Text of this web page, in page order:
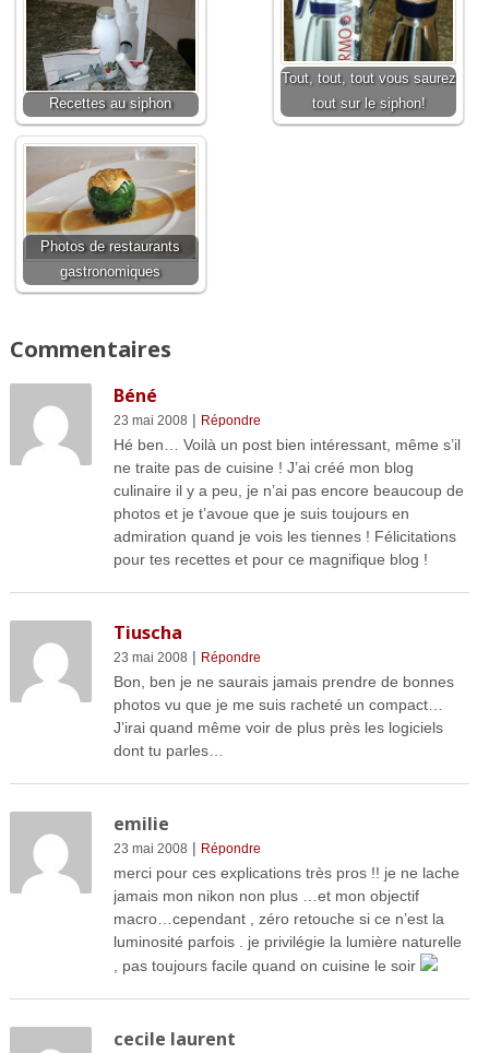
Recettes au siphon
Tout, tout, tout vous saurez
tout sur le siphon!
Photos de restaurants
gastronomiques
Commentaires
Béné
23 mai 2008 | Répondre
Hé ben… Voilà un post bien intéressant, même s’il
ne traite pas de cuisine ! J’ai créé mon blog
culinaire il y a peu, je n’ai pas encore beaucoup de
photos et je t’avoue que je suis toujours en
admiration quand je vois les tiennes ! Félicitations
pour tes recettes et pour ce magnifique blog !
Tiuscha
23 mai 2008 | Répondre
Bon, ben je ne saurais jamais prendre de bonnes
photos vu que je me suis racheté un compact…
J’irai quand même voir de plus près les logiciels
dont tu parles…
emilie
23 mai 2008 | Répondre
merci pour ces explications très pros !! je ne lache
jamais mon nikon non plus …et mon objectif
macro…cependant , zéro retouche si ce n’est la
luminosité parfois . je privilégie la lumière naturelle
, pas toujours facile quand on cuisine le soir
cecile laurent